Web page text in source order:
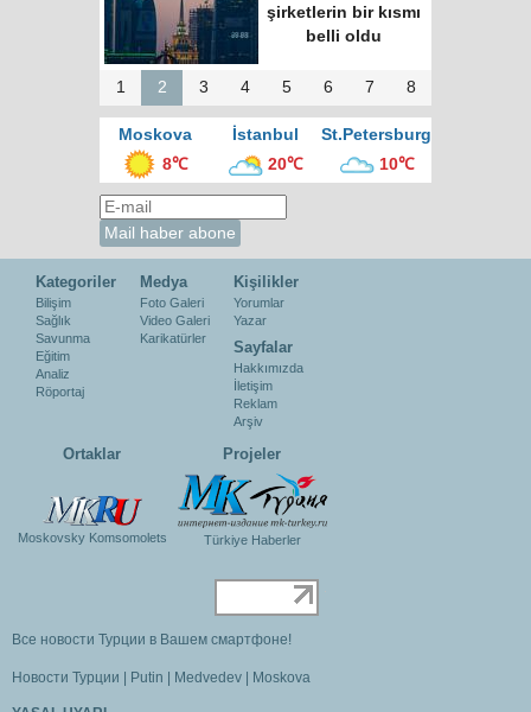
şirketlerin bir kısmı
belli oldu
1 2 3 4 5 6 7 8
Moskova İstanbul
St.Petersburg
8℃
20℃ 10℃
Kategoriler
Bilişim
Sağlık
Savunma
Eğitim
Analiz
Röportaj
Medya
Foto Galeri
Video Galeri
Karikatürler
Kişilikler
Yorumlar
Yazar
Sayfalar
Hakkımızda
İletişim
Reklam
Arşiv
Ortaklar
Moskovsky Komsomolets
Projeler
Türkiye Haberler
Все новости Турции в Вашем смартфоне!
Новости Турции Putin Medvedev Moskova